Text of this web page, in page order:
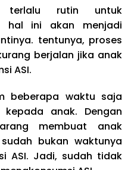
terlalu rutin untuk
hal ini akan menjadi
tentunya, proses
berjalan jika anak
ASI.
beberapa waktu saja
anak. Dengan
membuat anak
bukan waktunya
ASI. Jadi, sudah tidak